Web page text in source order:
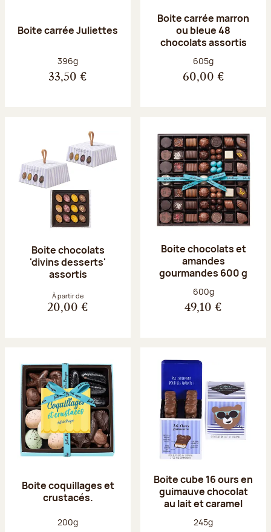
Boite carrée Juliettes
Poids net :
396g
33,50 €
Boite carrée marron
ou bleue 48
chocolats assortis
Poids net :
605g
60,00 €
Boite chocolats
'divins desserts'
assortis
À partir de
20,00 €
Boite chocolats et
amandes
gourmandes 600 g
Poids net :
600g
49,10 €
Boite coquillages et
crustacés.
Poids net :
200g
Boite cube 16 ours en
guimauve chocolat
au lait et caramel
Poids net :
245g